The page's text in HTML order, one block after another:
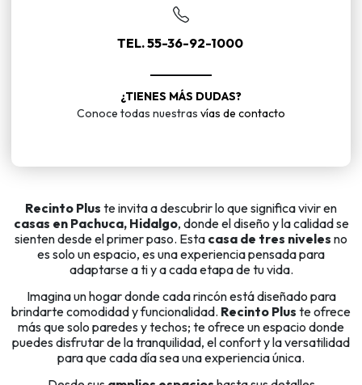
TEL. 55-36-92-1000
¿TIENES MÁS DUDAS?
Conoce todas nuestras vías de contacto
Recinto Plus te invita a descubrir lo que significa vivir en
casas en Pachuca, Hidalgo, donde el diseño y la calidad se
sienten desde el primer paso. Esta casa de tres niveles no
es solo un espacio, es una experiencia pensada para
adaptarse a ti y a cada etapa de tu vida.
Imagina un hogar donde cada rincón está diseñado para
brindarte comodidad y funcionalidad. Recinto Plus te ofrece
más que solo paredes y techos; te ofrece un espacio donde
puedes disfrutar de la tranquilidad, el confort y la versatilidad
para que cada día sea una experiencia única.